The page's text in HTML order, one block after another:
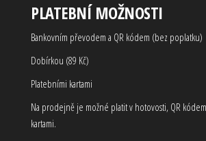
PLATEBNÍ MOŽNOSTI
Bankovním převodem a QR kódem (bez poplatku)
Dobírkou (89 Kč)
Platebními kartami
Na prodejně je možné platit v hotovosti, QR
kartami.